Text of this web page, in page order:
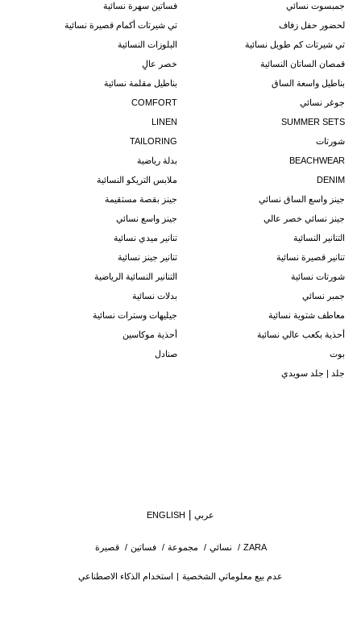
جمبسوت نسائي
فساتين سهرة نسائية
لحضور حفل زفاف
تي شيرتات أكمام قصيرة نسائية
تي شيرتات كم طويل نسائية
البلوزات النسائية
قمصان الساتان النسائية
خصر عالٍ
بناطيل واسعة الساق
بناطيل مقلمة نسائية
جوغر نسائي
COMFORT
SUMMER SETS
LINEN
شورتات
TAILORING
BEACHWEAR
بدلة رياضية
DENIM
ملابس التريكو النسائية
جينز واسع الساق نسائي
جينز بقصة مستقيمة
جينز نسائي خصر عالي
جينز واسع نسائي
التنانير النسائية
تنانير ميدي نسائية
تنانير قصيرة نسائية
تنانير جينز نسائية
شورتات نسائية
التنانير النسائية الرياضية
جمبر نسائي
بدلات نسائية
معاطف شتوية نسائية
جيليهات وسترات نسائية
أحذية بكعب عالي نسائية
أحذية موكاسين
بوت
صنادل
جلد | جلد سويدي
عدم بيع معلوماتي الشخصية استخدام الذكاء الاصطناعي
ZARA
/ نسائي / مجموعة / فساتين / قصيرة
عربي ENGLISH